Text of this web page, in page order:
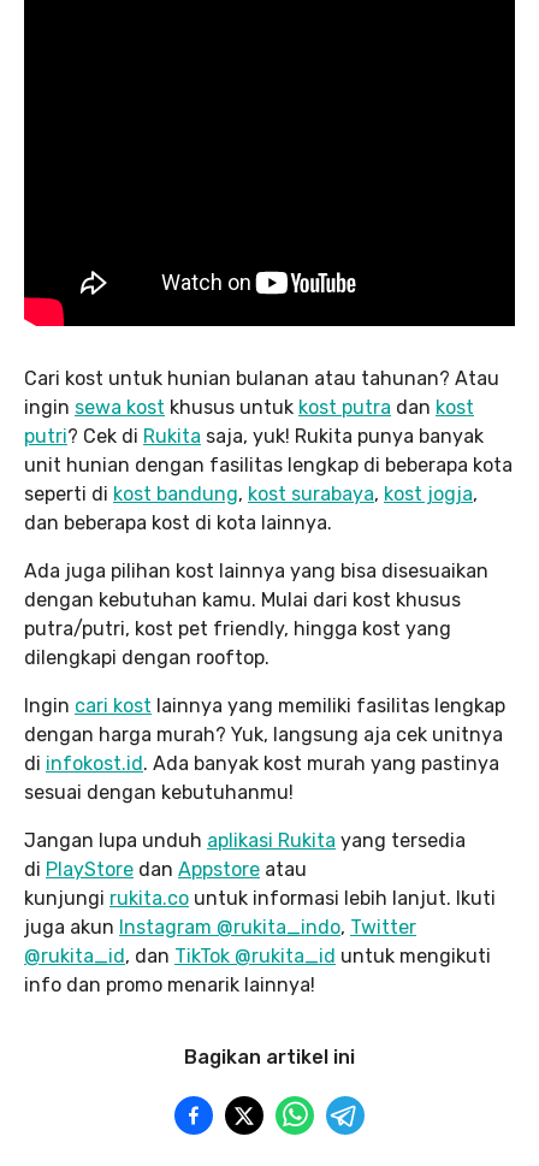
Cari kost untuk hunian bulanan atau tahunan? Atau
ingin sewa kost khusus untuk kost putra dan kost
putri? Cek di Rukita saja, yuk! Rukita punya banyak
unit hunian dengan fasilitas lengkap di beberapa kota
seperti di kost bandung, kost surabaya, kost jogja,
dan beberapa kost di kota lainnya.
Ada juga pilihan kost lainnya yang bisa disesuaikan
dengan kebutuhan kamu. Mulai dari kost khusus
putra/putri, kost pet friendly, hingga kost yang
dilengkapi dengan rooftop.
Ingin cari kost lainnya yang memiliki fasilitas lengkap
dengan harga murah? Yuk, langsung aja cek unitnya
di infokost.id. Ada banyak kost murah yang pastinya
sesuai dengan kebutuhanmu!
Jangan lupa unduh aplikasi Rukita yang tersedia
di PlayStore dan Appstore atau
kunjungi rukita.co untuk informasi lebih lanjut. Ikuti
juga akun Instagram @rukita_indo, Twitter
@rukita_id, dan TikTok @rukita_id untuk mengikuti
info dan promo menarik lainnya!
Bagikan artikel ini